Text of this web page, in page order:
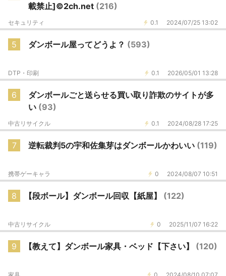
載禁止]©2ch.net (216)
0.1 2024/07/25 13:02
セキュリティ
5 ダンボール屋ってどうよ？ (593)
0.1 2026/05/01 13:28
DTP・印刷
6
ダンボールごと送らせる買い取り詐欺のサイトが多
い (93)
0.1 2024/08/28 17:25
中古リサイクル
7 逆転裁判5の宇和佐集芽はダンボールかわいい (119)
0 2024/08/07 10:51
携帯ゲーキャラ
8 【段ボール】ダンボール回収【紙屋】 (122)
0 2025/11/07 16:22
中古リサイクル
9 【教えて】ダンボール家具・ベッド【下さい】 (120)